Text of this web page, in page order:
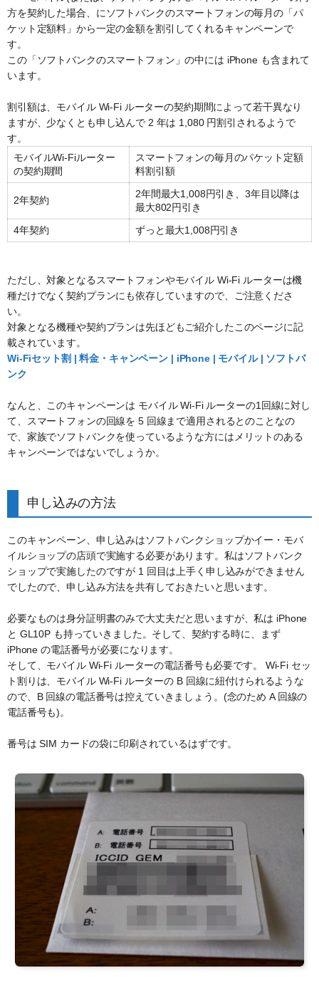
方を契約した場合、にソフトバンクのスマートフォンの毎月の「パ
ケット定額料」から一定の金額を割引してくれるキャンペーンで
す。
この「ソフトバンクのスマートフォン」の中には iPhone も含まれて
います。
割引額は、モバイル Wi-Fi ルーターの契約期間によって若干異なり
ますが、少なくとも申し込んで 2 年は 1,080 円割引されるようで
す。
モバイルWi-Fiルーター
の契約期間
スマートフォンの毎月のパケット定額
料割引額
2年契約
2年間最大1,008円引き、3年目以降は
最大802円引き
4年契約
ずっと最大1,008円引き
ただし、対象となるスマートフォンやモバイル Wi-Fi ルーターは機
種だけでなく契約プランにも依存していますので、ご注意くださ
い。
対象となる機種や契約プランは先ほどもご紹介したこのページに記
載されています。
Wi-Fiセット割 | 料金・キャンペーン | iPhone | モバイル | ソフトバ
ンク
なんと、このキャンペーンは モバイル Wi-Fi ルーターの1回線に対し
て、スマートフォンの回線を 5 回線まで適用されるとのことなの
で、家族でソフトバンクを使っているような方にはメリットのある
キャンペーンではないでしょうか。
申し込みの方法
このキャンペーン、申し込みはソフトバンクショップかイー・モバ
イルショップの店頭で実施する必要があります。私はソフトバンク
ショップで実施したのですが 1 回目は上手く申し込みができません
でしたので、申し込み方法を共有しておきたいと思います。
必要なものは身分証明書のみで大丈夫だと思いますが、私は iPhone
と GL10P も持っていきました。そして、契約する時に、まず
iPhone の電話番号が必要になります。
そして、モバイル Wi-Fi ルーターの電話番号も必要です。 Wi-Fi セッ
ト割りは、モバイル Wi-Fi ルーターの B 回線に紐付けられるような
ので、B 回線の電話番号は控えていきましょう。(念のため A 回線の
電話番号も)。
番号は SIM カードの袋に印刷されているはずです。